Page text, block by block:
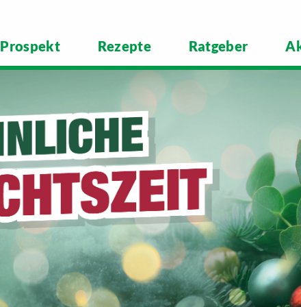
Prospekt Rezepte Ratgeber